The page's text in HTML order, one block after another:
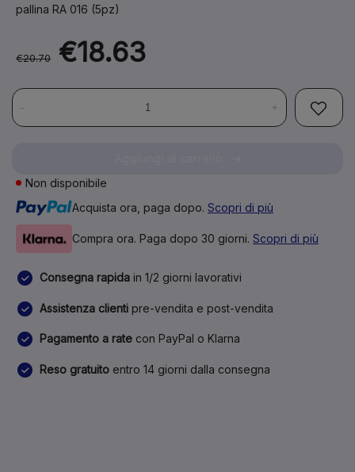
pallina RA 016 (5pz)
€20.70 €18.63
- +
Non disponibile
Acquista ora, paga dopo. Scopri di più
Compra ora. Paga dopo 30 giorni. Scopri di più
Consegna rapida in 1/2 giorni lavorativi
Assistenza clienti pre-vendita e post-vendita
Pagamento a rate con PayPal o Klarna
Reso gratuito entro 14 giorni dalla consegna